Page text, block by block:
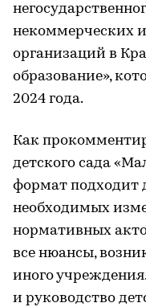
некоммерческих
организаций в
образование»,
2024 года.
Как
детского сада
формат подходит
необходимых
нормативных
все нюансы,
иного
и руководство